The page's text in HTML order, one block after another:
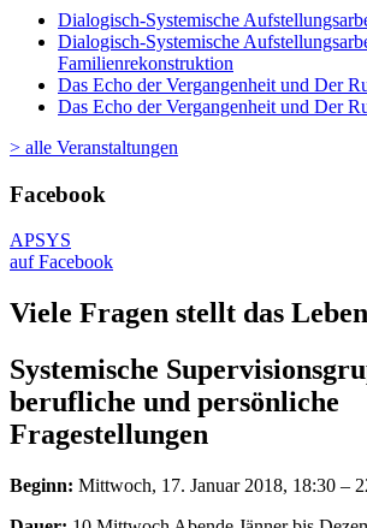
Dialogisch-Systemische
Dialogisch-Systemische
Familienrekonstruktion
Das Echo der Vergangenheit und Der
Das Echo der Vergangenheit und Der
> alle Veranstaltungen
Facebook
APSYS
auf Facebook
Viele Fragen stellt das
Systemische
berufliche und persönliche
Fragestellungen
Beginn: Mittwoch, 17. Januar 2018, 18:30 –